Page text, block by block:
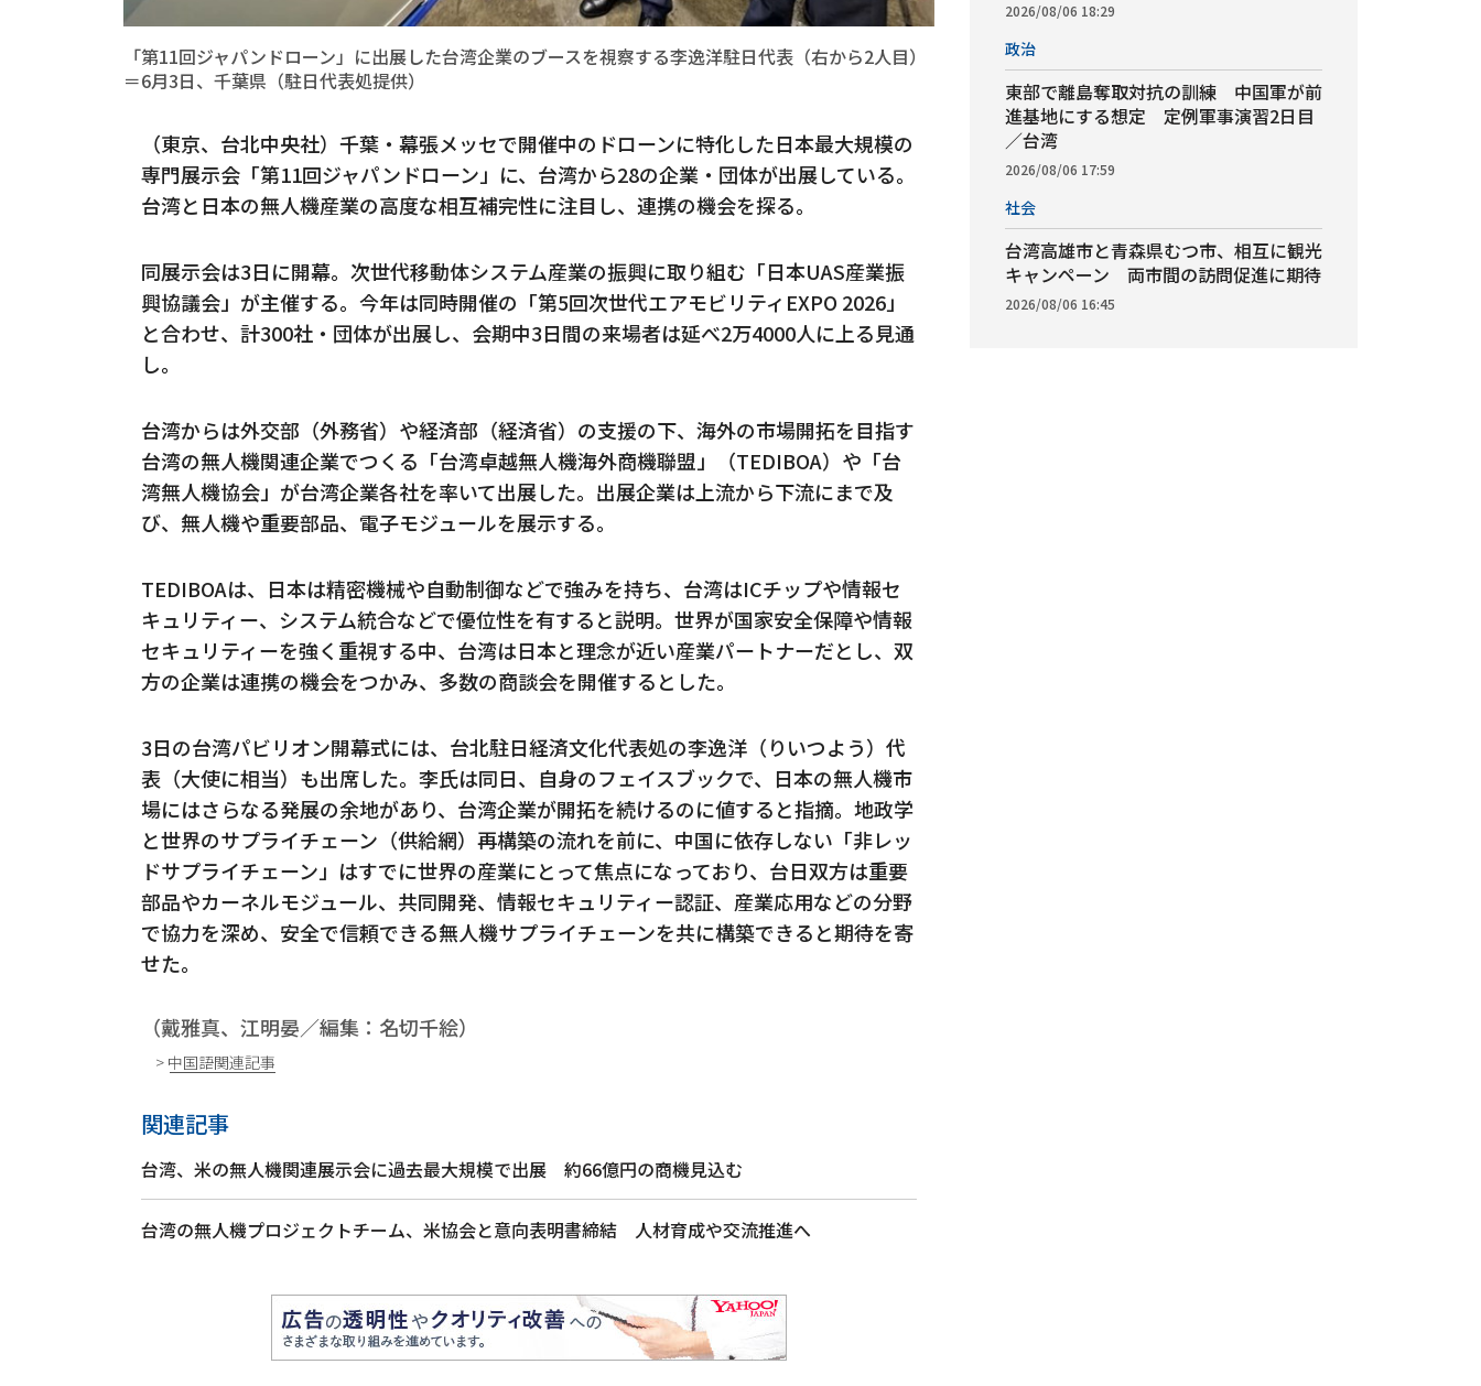
「第11回ジャパンドローン」に出展した台湾企業のブースを視察する李逸洋駐日代表（右から2人目）
＝6月3日、千葉県（駐日代表処提供）
（東京、台北中央社）千葉・幕張メッセで開催中のドローンに特化した日本最大規模の
専門展示会「第11回ジャパンドローン」に、台湾から28の企業・団体が出展している。
台湾と日本の無人機産業の高度な相互補完性に注目し、連携の機会を探る。
同展示会は3日に開幕。次世代移動体システム産業の振興に取り組む「日本UAS産業振
興協議会」が主催する。今年は同時開催の「第5回次世代エアモビリティEXPO 2026」
と合わせ、計300社・団体が出展し、会期中3日間の来場者は延べ2万4000人に上る見通
し。
台湾からは外交部（外務省）や経済部（経済省）の支援の下、海外の市場開拓を目指す
台湾の無人機関連企業でつくる「台湾卓越無人機海外商機聯盟」（TEDIBOA）や「台
湾無人機協会」が台湾企業各社を率いて出展した。出展企業は上流から下流にまで及
び、無人機や重要部品、電子モジュールを展示する。
TEDIBOAは、日本は精密機械や自動制御などで強みを持ち、台湾はICチップや情報セ
キュリティー、システム統合などで優位性を有すると説明。世界が国家安全保障や情報
セキュリティーを強く重視する中、台湾は日本と理念が近い産業パートナーだとし、双
方の企業は連携の機会をつかみ、多数の商談会を開催するとした。
3日の台湾パビリオン開幕式には、台北駐日経済文化代表処の李逸洋（りいつよう）代
表（大使に相当）も出席した。李氏は同日、自身のフェイスブックで、日本の無人機市
場にはさらなる発展の余地があり、台湾企業が開拓を続けるのに値すると指摘。地政学
と世界のサプライチェーン（供給網）再構築の流れを前に、中国に依存しない「非レッ
ドサプライチェーン」はすでに世界の産業にとって焦点になっており、台日双方は重要
部品やカーネルモジュール、共同開発、情報セキュリティー認証、産業応用などの分野
で協力を深め、安全で信頼できる無人機サプライチェーンを共に構築できると期待を寄
せた。
（戴雅真、江明晏／編集：名切千絵）
> 中国語関連記事
関連記事
台湾、米の無人機関連展示会に過去最大規模で出展 約66億円の商機見込む
台湾の無人機プロジェクトチーム、米協会と意向表明書締結 人材育成や交流推進へ
2026/08/06 18:29
政治
東部で離島奪取対抗の訓練 中国軍が前
進基地にする想定 定例軍事演習2日目
／台湾
2026/08/06 17:59
社会
台湾高雄市と青森県むつ市、相互に観光
キャンペーン 両市間の訪問促進に期待
2026/08/06 16:45